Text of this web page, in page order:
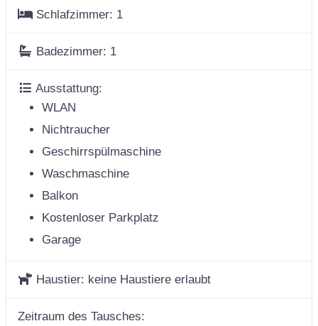
Schlafzimmer: 1
Badezimmer: 1
Ausstattung:
WLAN
Nichtraucher
Geschirrspülmaschine
Waschmaschine
Balkon
Kostenloser Parkplatz
Garage
Haustier: keine Haustiere erlaubt
Zeitraum des Tausches: